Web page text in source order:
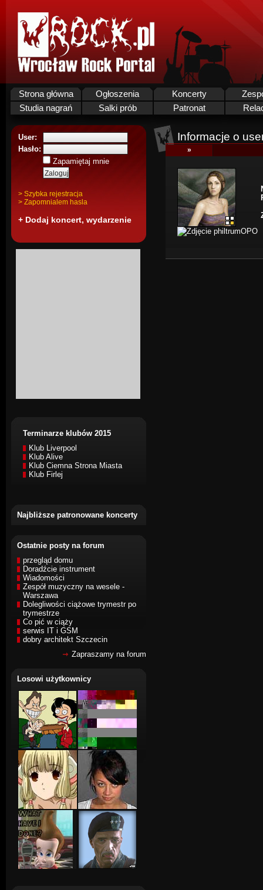
Strona główna Ogłoszenia Koncerty
Studia nagrań
Salki prób Patronat
User:
Hasło:
Zapamiętaj mnie
> Szybka rejestracja
> Zapomnialem hasla
+ Dodaj koncert, wydarzenie
Terminarze klubów 2015
Klub Liverpool
Klub Alive
Klub Ciemna Strona Miasta
Klub Firlej
Najbliższe patronowane koncerty
Ostatnie posty na forum
przegląd domu
Doradźcie instrument
Wiadomości
Zespół muzyczny na wesele -
Warszawa
Dolegliwości ciążowe trymestr po
trymestrze
Co pić w ciąży
serwis IT i GSM
dobry architekt Szczecin
Zapraszamy na forum
Losowi użytkownicy
Informacje o
»